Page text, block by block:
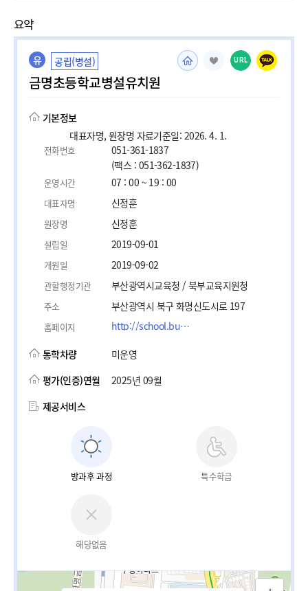
요약
유 공립(병설)
금명초등학교병설유치원
URL
기본정보
대표자명, 원장명 자료기준일: 2026. 4. 1.
전화번호
051-361-1837
(팩스 : 051-362-1837)
운영시간 07 : 00 ~ 19 : 00
대표자명 신정훈
원장명 신정훈
설립일 2019-09-01
개원일 2019-09-02
관할행정기관 부산광역시교육청 / 북부교육지원청
주소 부산광역시 북구 화명신도시로 197
홈페이지 http://school.busanedu.net/geummyeong-k
통학차량
미운영
평가(인증)연월
2025년 09월
제공서비스
방과후 과정 특수학급
해당없음